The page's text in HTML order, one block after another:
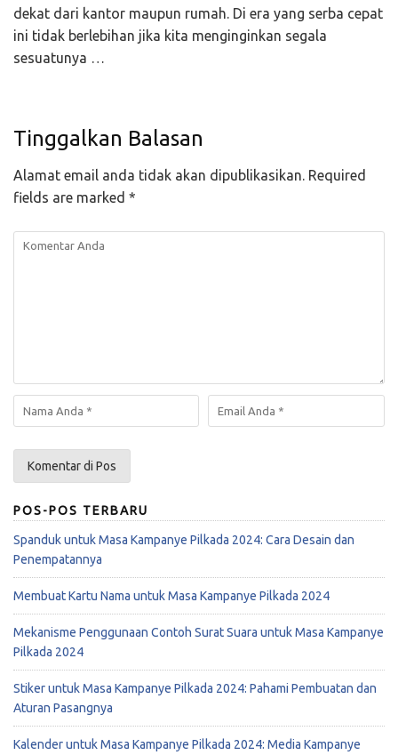
dekat dari kantor maupun rumah. Di era yang serba cepat
ini tidak berlebihan jika kita menginginkan segala
sesuatunya …
Tinggalkan Balasan
Alamat email anda tidak akan dipublikasikan. Required
fields are marked *
POS-POS TERBARU
Spanduk untuk Masa Kampanye Pilkada 2024: Cara Desain dan
Penempatannya
Membuat Kartu Nama untuk Masa Kampanye Pilkada 2024
Mekanisme Penggunaan Contoh Surat Suara untuk Masa Kampanye
Pilkada 2024
Stiker untuk Masa Kampanye Pilkada 2024: Pahami Pembuatan dan
Aturan Pasangnya
Kalender untuk Masa Kampanye Pilkada 2024: Media Kampanye